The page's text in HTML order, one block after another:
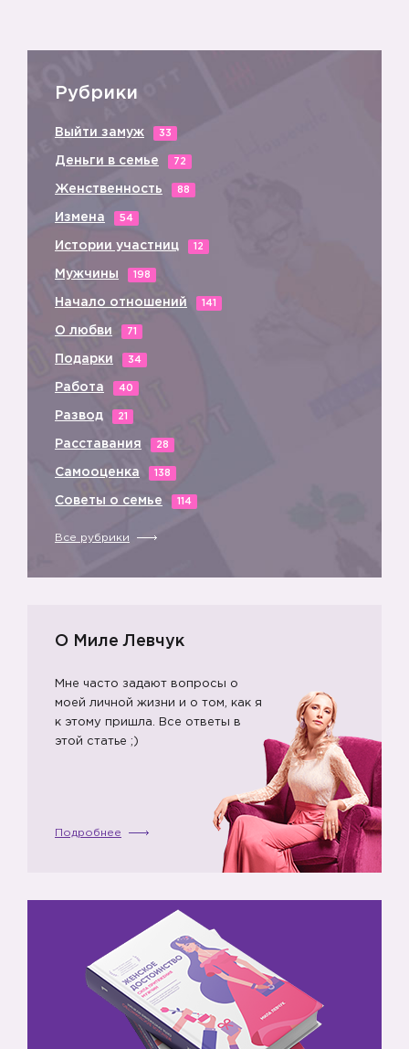
Рубрики
Выйти замуж 33
Деньги в семье 72
Женственность 88
Измена 54
Истории участниц 12
Мужчины 198
Начало отношений 141
О любви 71
Подарки 34
Работа 40
Развод 21
Расставания 28
Самооценка 138
Советы о семье 114
Все рубрики
О Миле Левчук
Мне часто задают вопросы о
моей личной жизни и о том, как я
к этому пришла. Все ответы в
этой статье ;)
Подробнее